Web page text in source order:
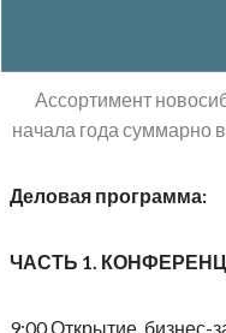
Ассортимент
начала года суммарно
Деловая программа:
ЧАСТЬ 1.
9:00 Открытие, бизнес-